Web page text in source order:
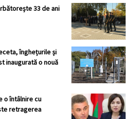
33 de ani
înghețurile și
inaugurată o nouă
o întâlnire cu
retragerea